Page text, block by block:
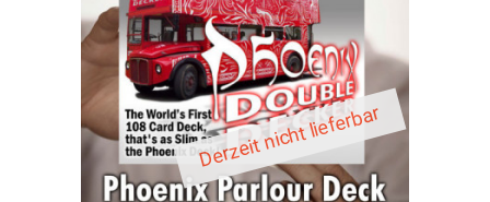
Derzeit nicht lieferbar